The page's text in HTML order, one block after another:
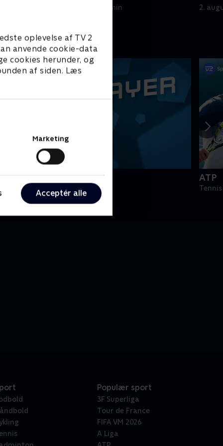
oplevelse af TV 2
anvende cookie-data
cookies herunder, og
af siden. Læs
Marketing
Acceptér alle
2. august 2026 • 5 min 2.
ATP
Tennis
Populær sport
3F Superliga
Tour de France
FIFA VM 2026
A Liga